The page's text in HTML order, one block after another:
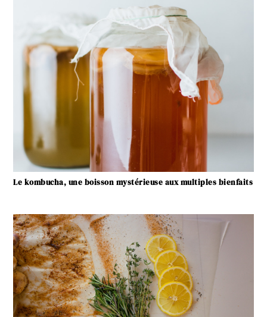
Le kombucha, une boisson mystérieuse aux multiples bienfaits